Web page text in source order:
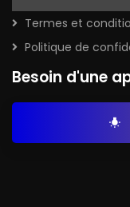
Termes et
Politique de
Besoin d'une